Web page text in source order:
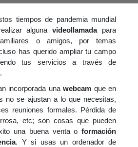
tiempos de pandemia mundial
algunavideollamadapara
o amigos, por temas
has querido ampliar tu campo
tus servicios a través de
.
incorporada unawebcam que en
no se ajustan a lo que necesitas,
reuniones formales. Pérdida de
etc; son cosas que pueden
una buena venta oformación
. Y si usas un ordenador de